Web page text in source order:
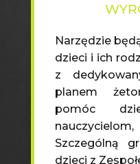
Narzędzie
dzieci i ich
z
planem
pomóc
Szczególną
dzieci z